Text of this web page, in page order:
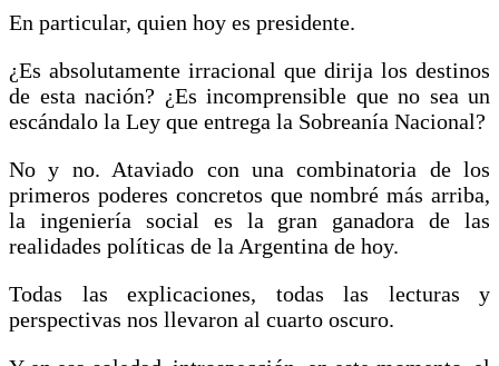
En particular, quien hoy es presidente.
¿Es absolutamente irracional que dirija los destinos
de esta nación? ¿Es incomprensible que no sea un
escándalo la Ley que entrega la Sobreanía Nacional?
No y no. Ataviado con una combinatoria de los
primeros poderes concretos que nombré más arriba,
la ingeniería social es la gran ganadora de las
realidades políticas de la Argentina de hoy.
Todas las explicaciones, todas las lecturas y
perspectivas nos llevaron al cuarto oscuro.